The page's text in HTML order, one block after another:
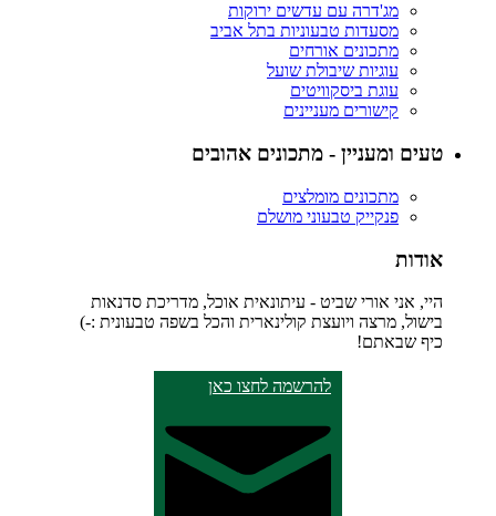
מג'דרה עם עדשים ירוקות
מסעדות טבעוניות בתל אביב
מתכונים אורחים
עוגיות שיבולת שועל
עוגת ביסקוויטים
קישורים מעניינים
טעים ומעניין - מתכונים אהובים
מתכונים מומלצים
פנקייק טבעוני מושלם
אודות
היי, אני אורי שביט - עיתונאית אוכל, מדריכת סדנאות
בישול, מרצה ויועצת קולינארית והכל בשפה טבעונית :-)
כיף שבאתם!
להרשמה לחצו כאן